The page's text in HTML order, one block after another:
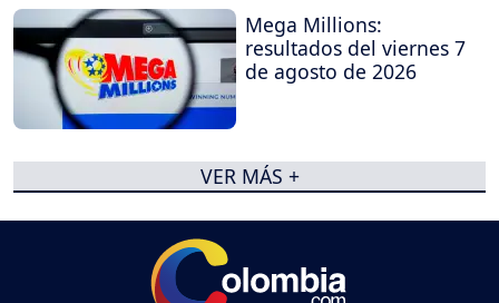
Mega Millions:
resultados del viernes 7
de agosto de 2026
VER MÁS +